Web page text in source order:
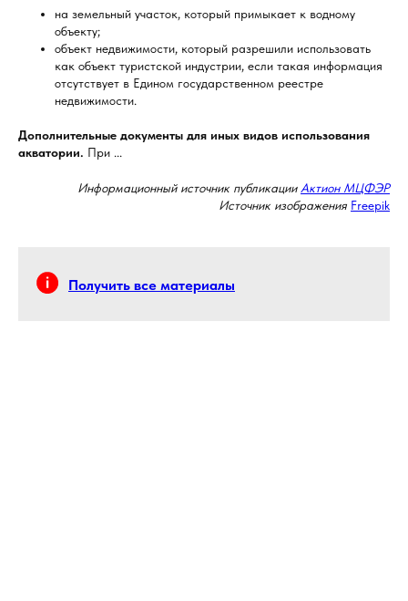
на земельный участок, который примыкает к водному
объекту;
объект недвижимости, который разрешили использовать
как объект туристской индустрии, если такая информация
отсутствует в Едином государственном реестре
недвижимости.
Дополнительные документы для иных видов использования
акватории. При ...
Информационный источник публикацииАктион МЦФЭР
Источник изображения Freepik
Получить все материалы